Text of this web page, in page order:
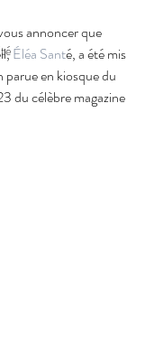
annoncer que
Éléa Santé, a été mis
parue en kiosque du
du célèbre magazine